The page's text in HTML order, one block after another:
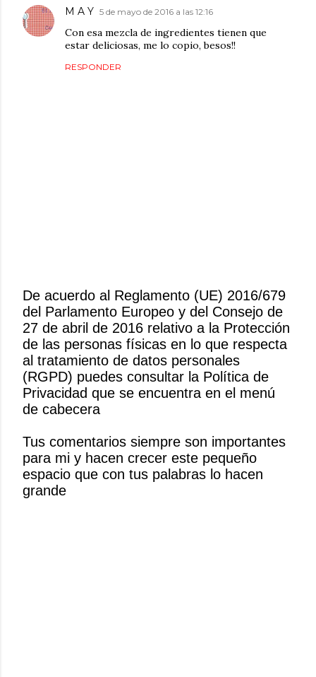
M A Y 5 de mayo de 2016 a las 12:16
Con esa mezcla de ingredientes tienen que
estar deliciosas, me lo copio, besos!!
RESPONDER
P
u
b
l
i
c
a
u
n
c
o
De acuerdo al Reglamento (UE) 2016/679
del Parlamento Europeo y del Consejo de
27 de abril de 2016 relativo a la Protección
de las personas físicas en lo que respecta
al tratamiento de datos personales
(RGPD) puedes consultar la Política de
Privacidad que se encuentra en el menú
de cabecera
Tus comentarios siempre son importantes
para mi y hacen crecer este pequeño
espacio que con tus palabras lo hacen
grande